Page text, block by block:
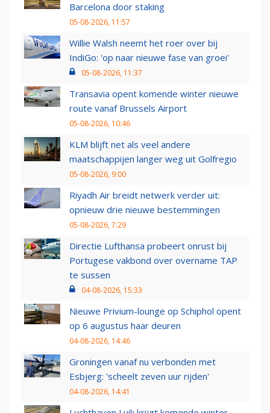
Barcelona door staking
05-08-2026, 11:57
Willie Walsh neemt het roer over bij
IndiGo: 'op naar nieuwe fase van groei'
05-08-2026, 11:37
Transavia opent komende winter nieuwe
route vanaf Brussels Airport
05-08-2026, 10:46
KLM blijft net als veel andere
maatschappijen langer weg uit Golfregio
05-08-2026, 9:00
Riyadh Air breidt netwerk verder uit:
opnieuw drie nieuwe bestemmingen
05-08-2026, 7:29
Directie Lufthansa probeert onrust bij
Portugese vakbond over overname TAP
te sussen
04-08-2026, 15:33
Nieuwe Privium-lounge op Schiphol opent
op 6 augustus haar deuren
04-08-2026, 14:46
Groningen vanaf nu verbonden met
Esbjerg: 'scheelt zeven uur rijden'
04-08-2026, 14:41